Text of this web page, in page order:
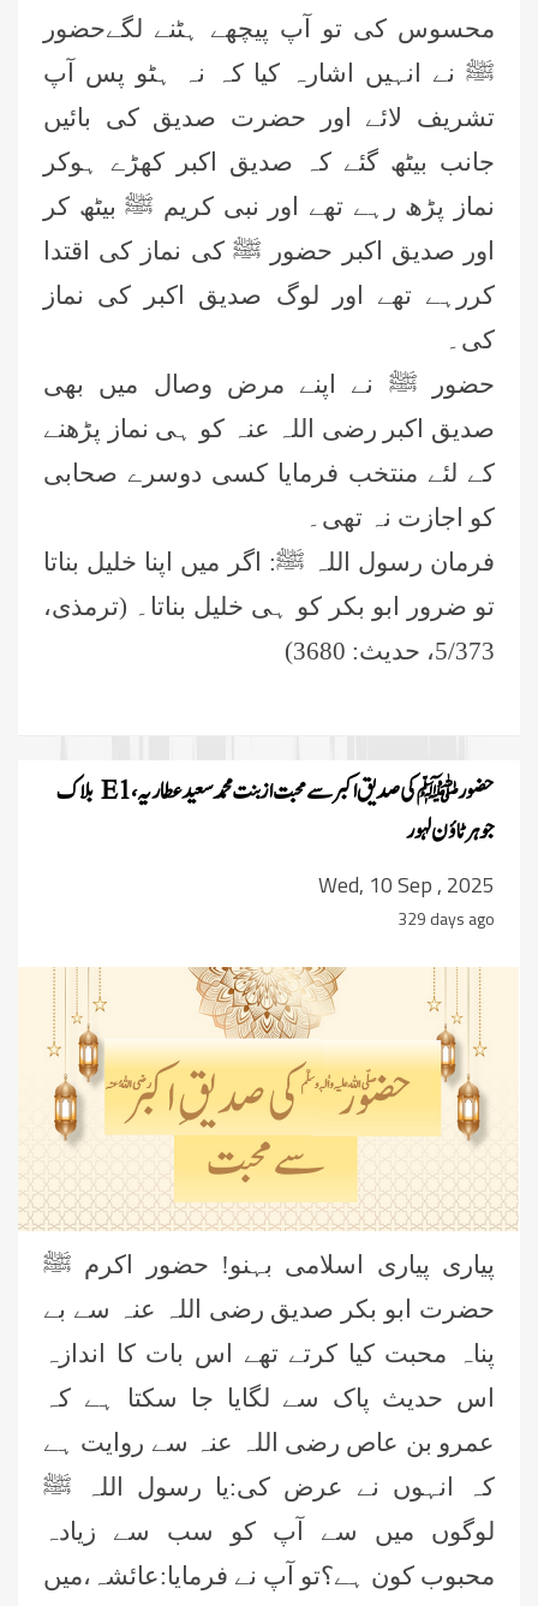
محسوس کی تو آپ پیچھے ہٹنے لگےحضور
ﷺ نے انہیں اشارہ کیا کہ نہ ہٹو پس آپ
تشریف لائے اور حضرت صدیق کی بائیں
جانب بیٹھ گئے کہ صدیق اکبر کھڑے ہوکر
نماز پڑھ رہے تھے اور نبی کریم ﷺ بیٹھ کر
اور صدیق اکبر حضور ﷺ کی نماز کی اقتدا
کررہے تھے اور لوگ صدیق اکبر کی نماز
کی۔
حضور ﷺ نے اپنے مرض وصال میں بھی
صدیق اکبر رضی اللہ عنہ کو ہی نماز پڑھنے
کے لئے منتخب فرمایا کسی دوسرے صحابی
کو اجازت نہ تھی۔
فرمان رسول اللہ ﷺ: اگر میں اپنا خلیل بناتا
تو ضرور ابو بکر کو ہی خلیل بناتا۔ (ترمذی،
5/373، حدیث: 3680)
حضور ﷺ کی صدیق اکبر سے محبت از بنت محمد سعید عطاریہ، E1 بلاک
جوہر ٹاؤن لہور
Wed, 10 Sep , 2025
329 days ago
پیاری پیاری اسلامی بہنو! حضور اکرم ﷺ
حضرت ابو بکر صدیق رضی اللہ عنہ سے بے
پناہ محبت کیا کرتے تھے اس بات کا اندازہ
اس حدیث پاک سے لگایا جا سکتا ہے کہ
عمرو بن عاص رضی اللہ عنہ سے روایت ہے
کہ انہوں نے عرض کی:یا رسول اللہ ﷺ
لوگوں میں سے آپ کو سب سے زیادہ
محبوب کون ہے؟تو آپ نے فرمایا:عائشہ،میں